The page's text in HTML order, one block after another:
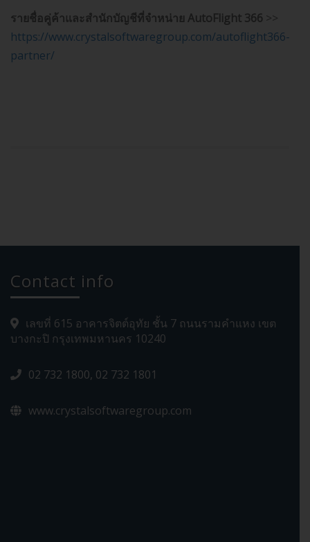
รายชื่อคู่ค้าและสำนักบัญชีที่จำหน่าย AutoFlight 366 >>
https://www.crystalsoftwaregroup.com/autoflight366-
partner/
Contact info
เลขที่ 615 อาคารจิตต์อุทัย ชั้น 7 ถนนรามคำแหง เขต
บางกะปิ กรุงเทพมหานคร 10240
02 732 1800, 02 732 1801
www.crystalsoftwaregroup.com